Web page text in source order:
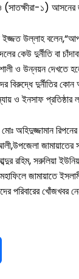
পত্রিকা
ও (সাতক্ষীরা-১)
উল্লাহ
কেউ দুর্নীতি বা
ও উন্নয়ন দেখতে
বিরুদ্ধে দুর্নীতির
ও ইনসাফ প্রতিষ্ঠার
অহিদুজ্জামান
জামায়াতের
রহিম, সরুলিয়া
জামায়াতে
পরিবারের খোঁজখবর